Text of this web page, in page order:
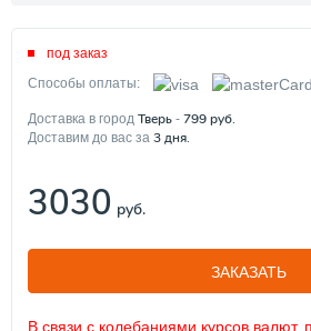
под заказ
Способы оплаты:
Доставка в город Тверь - 799руб.
Доставим до вас за 3дня.
3030 руб.
ЗАКАЗАТЬ
В связи с колебаниями курсов валют,